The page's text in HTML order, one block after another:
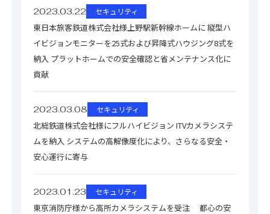
2023.03.22 セキュリティ
東日本旅客鉄道株式会社様上野駅新幹線ホームに 縦型ハ
イビジョンモニターを25式および昇降式ハウジング8式を
納入 プラットホームでの安全確認と省メンテナンス化に
貢献
2023.03.08 セキュリティ
北総鉄道株式会社様にフルハイビジョン ITVカメラシステ
ムを納入 システムの高解像度化により、さらなる安全・
安心運行に寄与
2023.01.23 セキュリティ
東京消防庁様から高所カメラシステムを受注 都心の安